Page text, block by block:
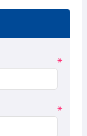
*
*